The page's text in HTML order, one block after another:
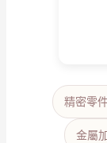
精密零
金屬